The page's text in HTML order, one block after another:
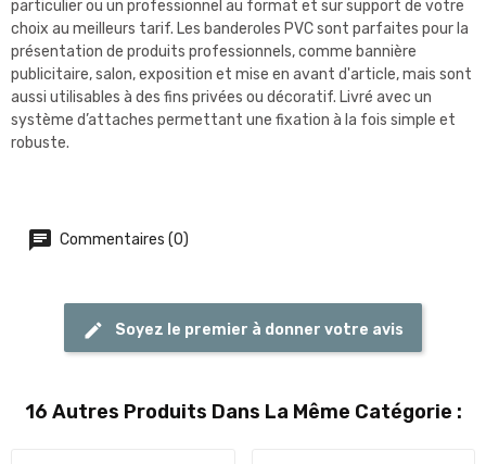
particulier ou un professionnel au format et sur support de votre
choix au meilleurs tarif. Les banderoles PVC sont parfaites pour la
présentation de produits professionnels, comme bannière
publicitaire, salon, exposition et mise en avant d'article, mais sont
aussi utilisables à des fins privées ou décoratif. Livré avec un
système d’attaches permettant une fixation à la fois simple et
robuste.
Commentaires (0)
Soyez le premier à donner votre avis
16 Autres Produits Dans La Même Catégorie :